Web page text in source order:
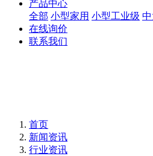
产品中心
全部 小型家用 小型工业级
在线询价
联系我们
首页
新闻资讯
行业资讯